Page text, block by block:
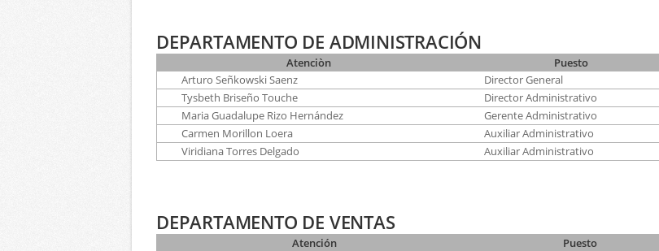
DEPARTAMENTO DE ADMINISTRACIÓN
Atenciòn Puesto
Arturo Señkowski Saenz
Director General
Tysbeth Briseño Touche
Director Administrativo
Maria Guadalupe Rizo Hernández
Gerente Administrativo
Carmen Morillon Loera
Auxiliar Administrativo
Viridiana Torres Delgado
Auxiliar Administrativo
DEPARTAMENTO DE VENTAS
Atención Puesto